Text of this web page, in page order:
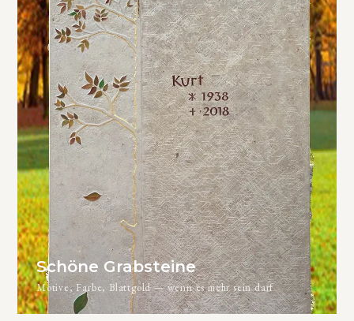
Schöne Grabsteine
Motive, Farbe, Blattgold — wenn es mehr sein darf